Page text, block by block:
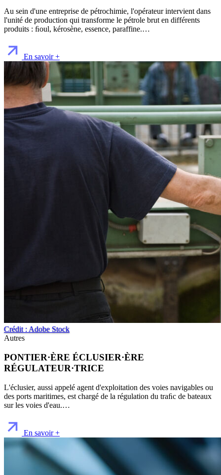
Au sein d'une entreprise de pétrochimie, l'opérateur intervient dans
l'unité de production qui transforme le pétrole brut en différents
produits : ﬁoul, kérosène, essence, paraffine.…
En savoir +
Crédit : Adobe Stock
Autres
PONTIER·ÈRE ÉCLUSIER·ÈRE
RÉGULATEUR·TRICE
L'éclusier, aussi appelé agent d'exploitation des voies navigables ou
des ports maritimes, est chargé de la régulation du traﬁc de bateaux
sur les voies d'eau.…
En savoir +